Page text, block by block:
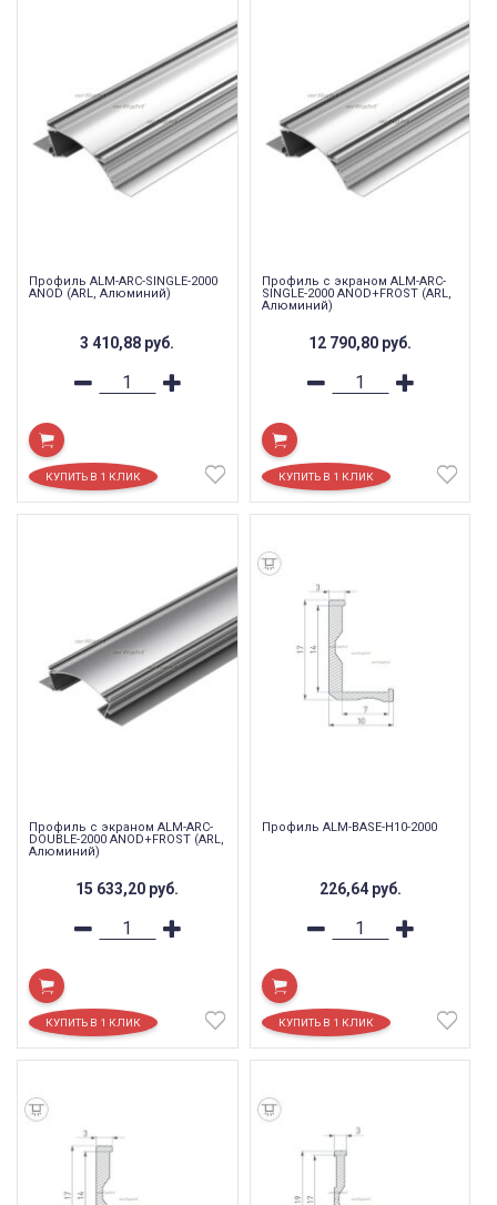
Профиль ALM-ARC-SINGLE-2000
ANOD (ARL, Алюминий)
3 410,88 руб.
Профиль с экраном ALM-ARC-
SINGLE-2000 ANOD+FROST (ARL,
Алюминий)
12 790,80 руб.
Профиль с экраном ALM-ARC-
DOUBLE-2000 ANOD+FROST (ARL,
Алюминий)
15 633,20 руб.
Профиль ALM-BASE-H10-2000
226,64 руб.